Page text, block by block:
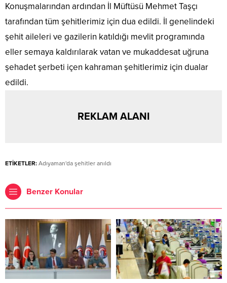
Konuşmalarından ardından İl Müftüsü Mehmet Taşçı
tarafından tüm şehitlerimiz için dua edildi. İl genelindeki
şehit aileleri ve gazilerin katıldığı mevlit programında
eller semaya kaldırılarak vatan ve mukaddesat uğruna
şehadet şerbeti içen kahraman şehitlerimiz için dualar
edildi.
REKLAM ALANI
ETİKETLER: Adıyaman'da şehitler anıldı
Benzer Konular